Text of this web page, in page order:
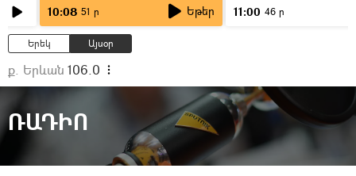
10:08 51 ր Եթեր 11:00 46 ր
Երեկ Այսօր
ք. Երևան 106.0
ՌԱԴԻՈ